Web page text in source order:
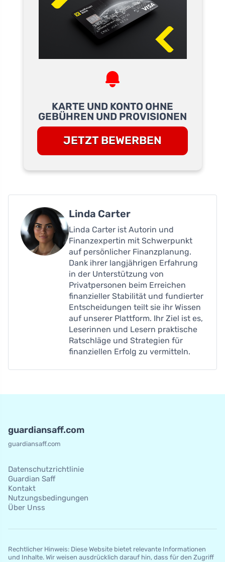
KARTE UND KONTO OHNE
GEBÜHREN UND PROVISIONEN
JETZT BEWERBEN
Linda Carter
Linda Carter ist Autorin und
Finanzexpertin mit Schwerpunkt
auf persönlicher Finanzplanung.
Dank ihrer langjährigen Erfahrung
in der Unterstützung von
Privatpersonen beim Erreichen
finanzieller Stabilität und fundierter
Entscheidungen teilt sie ihr Wissen
auf unserer Plattform. Ihr Ziel ist es,
Leserinnen und Lesern praktische
Ratschläge und Strategien für
finanziellen Erfolg zu vermitteln.
guardiansaff.com
guardiansaff.com
Datenschutzrichtlinie
Guardian Saff
Kontakt
Nutzungsbedingungen
Über Unss
Rechtlicher Hinweis: Diese Website bietet relevante Informationen
und Inhalte. Wir weisen ausdrücklich darauf hin, dass für den Zugriff